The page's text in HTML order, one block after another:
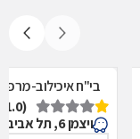
מערך,
בי"ח איכילוב-
תל אביב
(1.0)
ויצמן 6, תל אביב